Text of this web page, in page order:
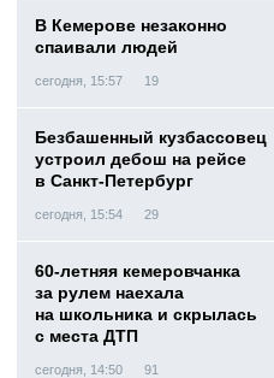
В Кемерове незаконно
спаивали людей
сегодня, 15:57 19
Безбашенный кузбассовец
устроил дебош на рейсе
в Санкт-Петербург
сегодня, 15:54 29
60-летняя кемеровчанка
за рулем наехала
на школьника и скрылась
с места ДТП
сегодня, 14:50 91